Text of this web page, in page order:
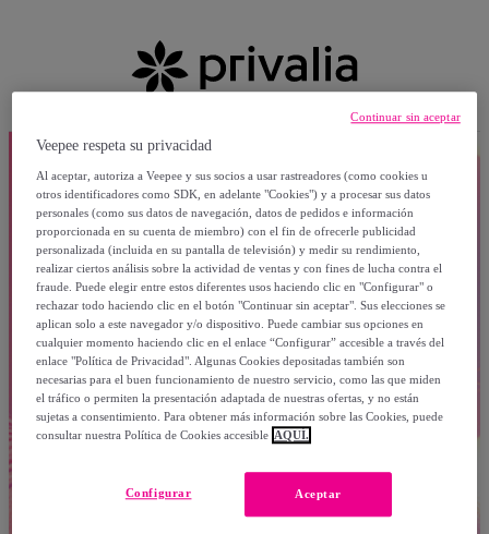
Veepee respeta su privacidad
Al aceptar, autoriza a Veepee y sus socios a usar rastreadores (como cookies u
otros identificadores como SDK, en adelante "Cookies") y a procesar sus datos
personales (como sus datos de navegación, datos de pedidos e información
proporcionada en su cuenta de miembro) con el fin de ofrecerle publicidad
personalizada (incluida en su pantalla de televisión) y medir su rendimiento,
realizar ciertos análisis sobre la actividad de ventas y con fines de lucha contra el
fraude. Puede elegir entre estos diferentes usos haciendo clic en "Configurar" o
rechazar todo haciendo clic en el botón "Continuar sin aceptar". Sus elecciones se
aplican solo a este navegador y/o dispositivo. Puede cambiar sus opciones en
cualquier momento haciendo clic en el enlace “Configurar” accesible a través del
enlace "Política de Privacidad". Algunas Cookies depositadas también son
necesarias para el buen funcionamiento de nuestro servicio, como las que miden
el tráfico o permiten la presentación adaptada de nuestras ofertas, y no están
sujetas a consentimiento. Para obtener más información sobre las Cookies, puede
consultar nuestra Política de Cookies accesible AQUÍ.
Aceptar
Configurar
Continuar sin aceptar